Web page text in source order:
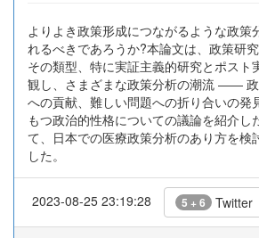
よりよき政策形成につながるような政策
れるべきであろうか?本論文は、政策研
その類型、特に実証主義的研究とポスト
観し、さまざまな政策分析の潮流 ――
への貢献、難しい問題への折り合いの
もつ政治的性格についての議論を紹介し
て、日本での医療政策分析のあり方を検
した。
2023-08-25 23:19:28 5 + 6 Twitter